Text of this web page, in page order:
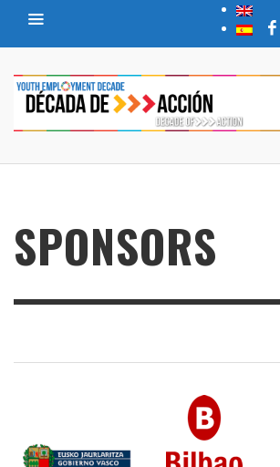
SPONSORS